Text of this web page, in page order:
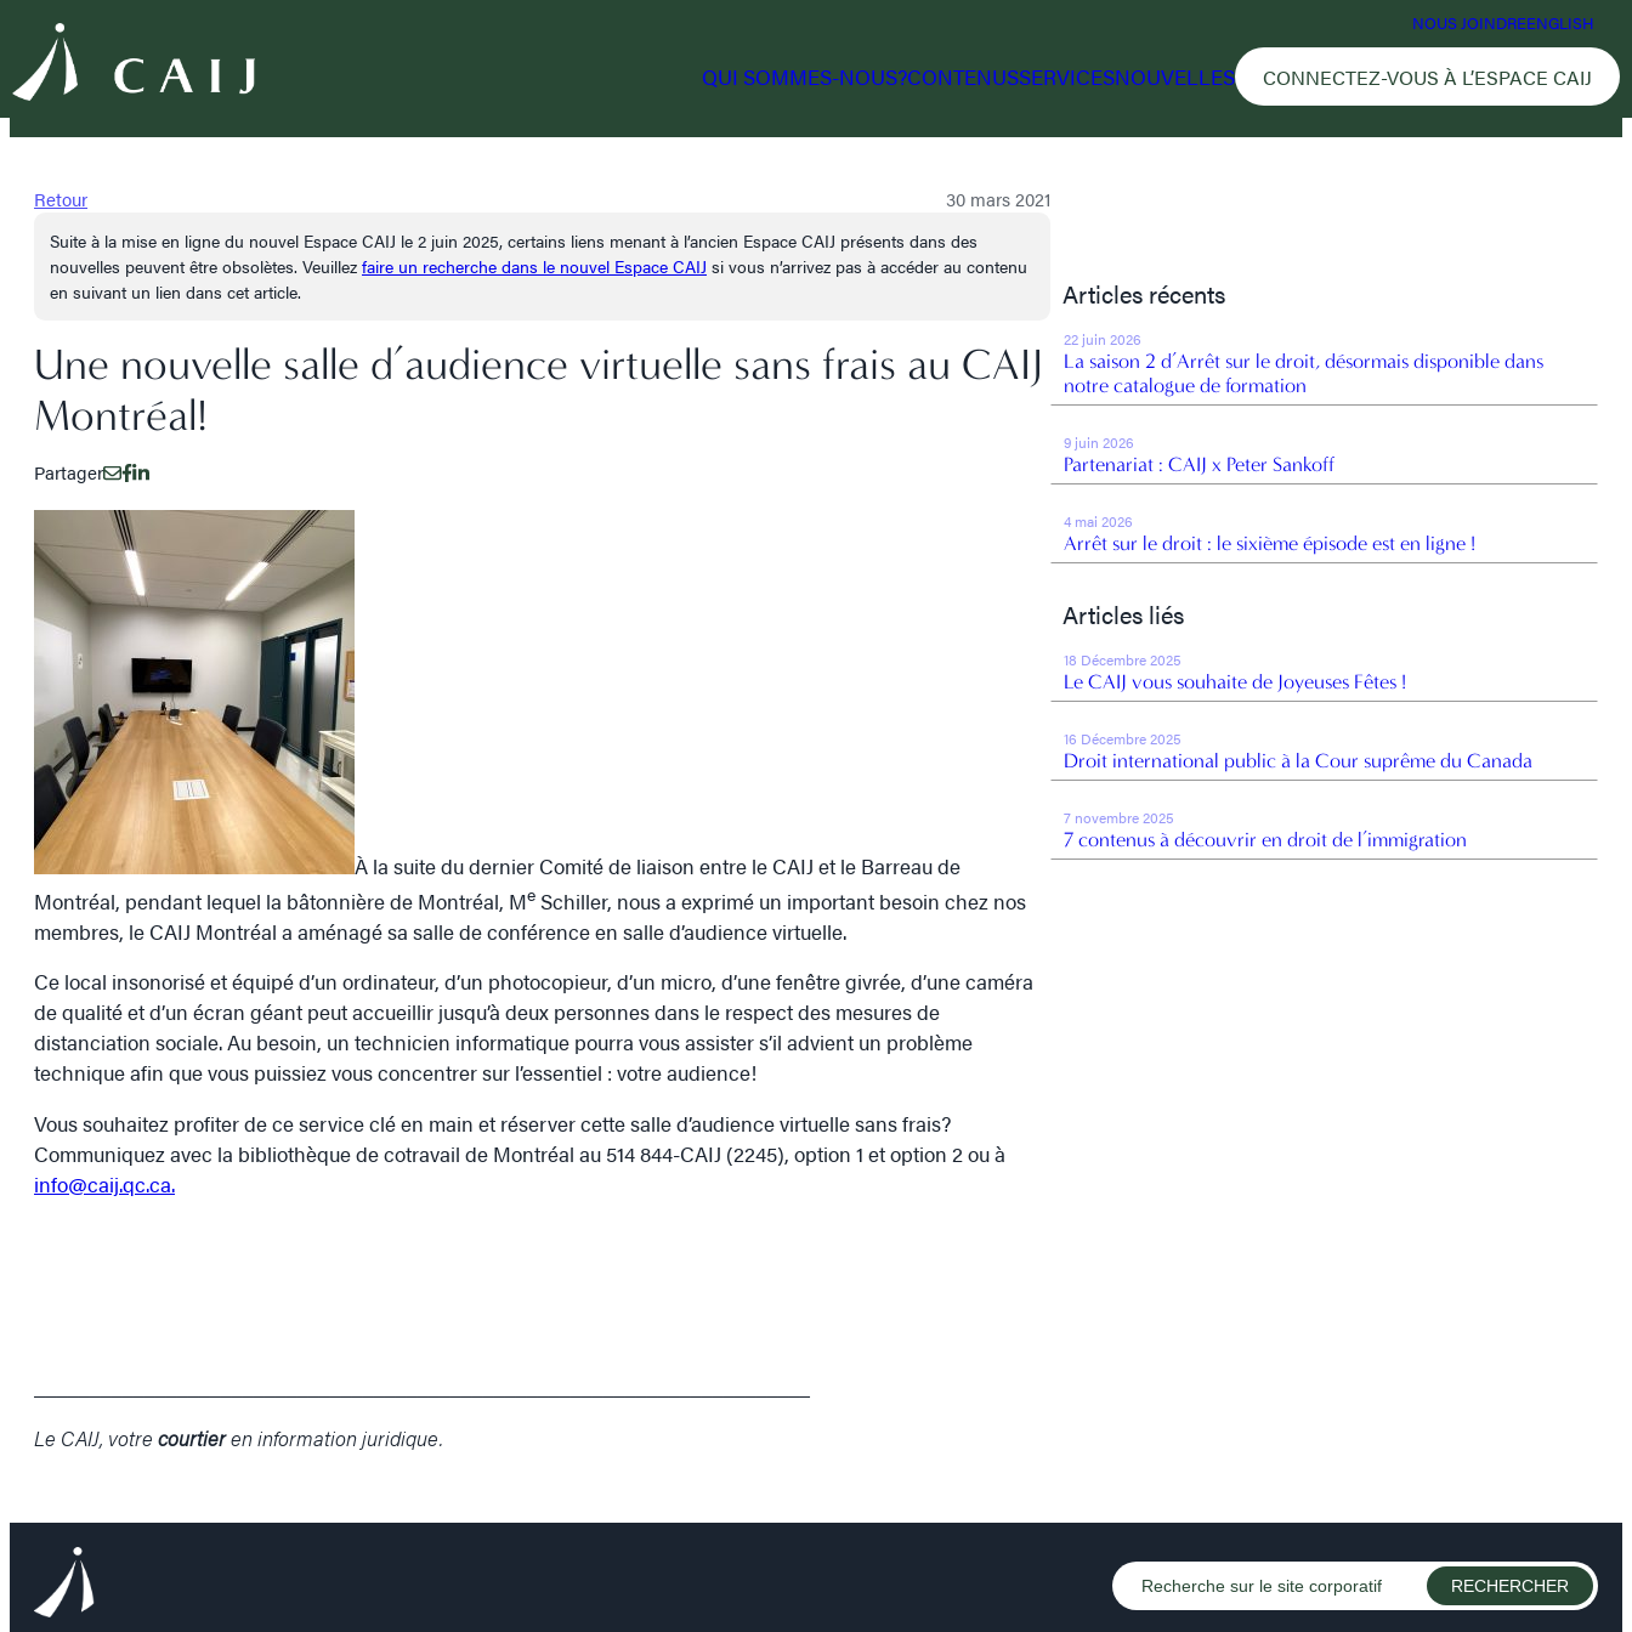
NOUS JOINDREENGLISH
QUI SOMMES-NOUS?CONTENUSSERVICESNOUVELLES CONNECTEZ-VOUS À L’ESPACE CAIJ
Retour 30 mars 2021
Suite à la mise en ligne du nouvel Espace CAIJ le 2 juin 2025, certains liens menant à l’ancien Espace CAIJ présents dans des
nouvelles peuvent être obsolètes. Veuillez faire un recherche dans le nouvel Espace CAIJ si vous n’arrivez pas à accéder au contenu
en suivant un lien dans cet article.
Une nouvelle salle d’audience virtuelle sans frais au CAIJ
Montréal!
Partager
À la suite du dernier Comité de liaison entre le CAIJ et le Barreau de
Montréal, pendant lequel la bâtonnière de Montréal, Me Schiller, nous a exprimé un important besoin chez nos
membres, le CAIJ Montréal a aménagé sa salle de conférence en salle d’audience virtuelle.
Ce local insonorisé et équipé d’un ordinateur, d’un photocopieur, d’un micro, d’une fenêtre givrée, d’une caméra
de qualité et d’un écran géant peut accueillir jusqu’à deux personnes dans le respect des mesures de
distanciation sociale. Au besoin, un technicien informatique pourra vous assister s’il advient un problème
technique afin que vous puissiez vous concentrer sur l’essentiel : votre audience!
Vous souhaitez profiter de ce service clé en main et réserver cette salle d’audience virtuelle sans frais?
Communiquez avec la bibliothèque de cotravail de Montréal au 514 844-CAIJ (2245), option 1 et option 2 ou à
info@caij.qc.ca.
Le CAIJ, votre courtieren information juridique.
Articles récents
22 juin 2026
La saison 2 d’Arrêt sur le droit, désormais disponible dans
notre catalogue de formation
9 juin 2026
Partenariat : CAIJ x Peter Sankoff
4 mai 2026
Arrêt sur le droit : le sixième épisode est en ligne !
Articles liés
18 Décembre 2025
Le CAIJ vous souhaite de Joyeuses Fêtes !
16 Décembre 2025
Droit international public à la Cour suprême du Canada
7 novembre 2025
7 contenus à découvrir en droit de l’immigration